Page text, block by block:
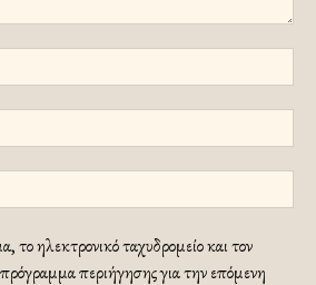
το ηλεκτρονικό ταχυδρομείο και τον
περιήγησης για την επόμενη